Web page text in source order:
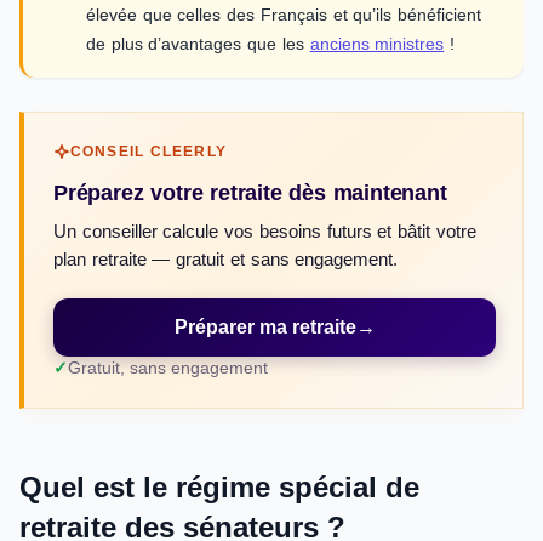
élevée que celles des Français et qu’ils bénéficient
de plus d’avantages que les anciens ministres !
CONSEIL CLEERLY
Préparez votre retraite dès maintenant
Un conseiller calcule vos besoins futurs et bâtit votre
plan retraite — gratuit et sans engagement.
Préparer ma retraite→
Gratuit, sans engagement
Quel est le régime spécial de
retraite des sénateurs ?